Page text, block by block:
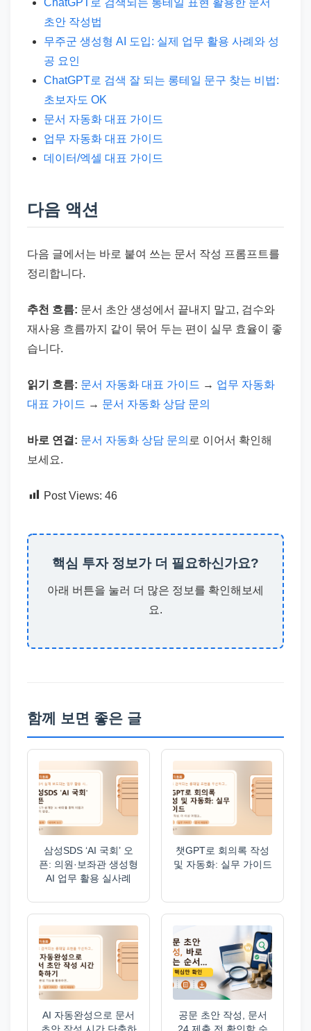
ChatGPT로 검색되는 롱테일 표현 활용한 문서
초안 작성법
무주군 생성형 AI 도입: 실제 업무 활용 사례와 성
공 요인
ChatGPT로 검색 잘 되는 롱테일 문구 찾는 비법:
초보자도 OK
문서 자동화 대표 가이드
업무 자동화 대표 가이드
데이터/엑셀 대표 가이드
다음 액션
다음 글에서는 바로 붙여 쓰는 문서 작성 프롬프트를
정리합니다.
추천 흐름: 문서 초안 생성에서 끝내지 말고, 검수와
재사용 흐름까지 같이 묶어 두는 편이 실무 효율이 좋
습니다.
읽기 흐름: 문서 자동화 대표 가이드 → 업무 자동화
대표 가이드 → 문서 자동화 상담 문의
바로 연결: 문서 자동화 상담 문의 로 이어서 확인해
보세요.
Post Views: 46
핵심 투자 정보가 더 필요하신가요?
아래 버튼을 눌러 더 많은 정보를 확인해보세
요.
함께 보면 좋은 글
삼성SDS ‘AI 국회’ 오
픈: 의원·보좌관 생성형
AI 업무 활용 실사례
챗GPT로 회의록 작성
및 자동화: 실무 가이드
AI 자동완성으로 문서
공문 초안 작성, 문서